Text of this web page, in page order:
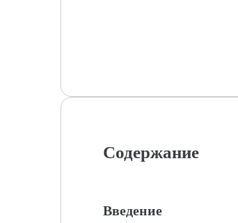
Содержание
Введение